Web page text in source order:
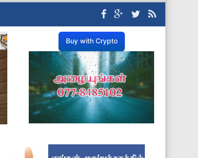
Buy with Crypto